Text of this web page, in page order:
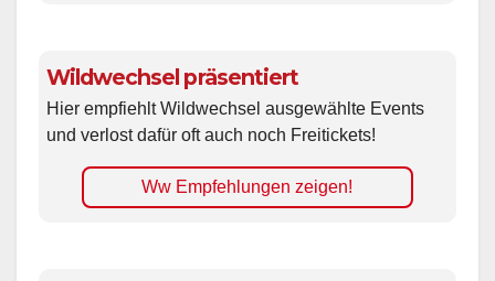
Wildwechsel präsentiert
Hier empfiehlt Wildwechsel ausgewählte Events
und verlost dafür oft auch noch Freitickets!
Ww Empfehlungen zeigen!